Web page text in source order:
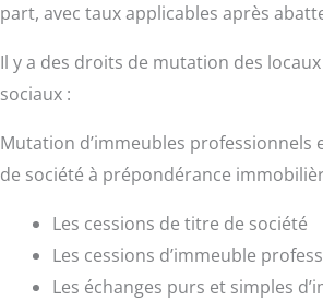
part, avec taux applicables après
Il y a des droits de mutation des
sociaux :
Mutation d’immeubles professionnels
de société à prépondérance
Les cessions de titre de société
Les cessions d’immeuble
Les échanges purs et simples